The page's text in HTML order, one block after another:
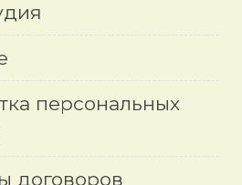
персональных
договоров